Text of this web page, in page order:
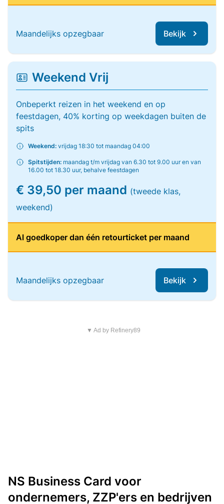
Maandelijks opzegbaar Bekijk
Weekend Vrij
Onbeperkt reizen in het weekend en op
feestdagen, 40% korting op weekdagen buiten de
spits
Weekend: vrijdag 18:30 tot maandag 04:00
Spitstijden: maandag t/m vrijdag van 6.30 tot 9.00 uur en van
16.00 tot 18.30 uur, behalve feestdagen
€ 39,50 per maand (tweede klas,
weekend)
Al goedkoper dan één retourticket per maand
Maandelijks opzegbaar Bekijk
▼ Ad by Refinery89
NS Business Card voor
ondernemers, ZZP'ers en bedrijven